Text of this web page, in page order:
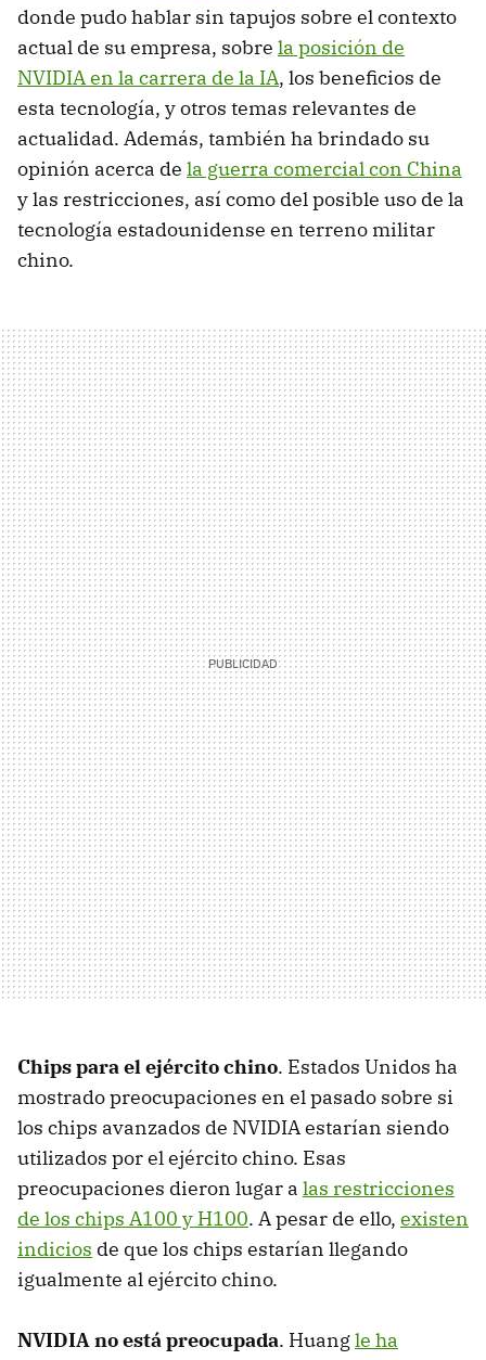
donde pudo hablar sin tapujos sobre el contexto
actual de su empresa, sobre la posición de
NVIDIA en la carrera de la IA, los beneficios de
esta tecnología, y otros temas relevantes de
actualidad. Además, también ha brindado su
opinión acerca de la guerra comercial con China
y las restricciones, así como del posible uso de la
tecnología estadounidense en terreno militar
chino.
Chips para el ejército chino. Estados Unidos ha
mostrado preocupaciones en el pasado sobre si
los chips avanzados de NVIDIA estarían siendo
utilizados por el ejército chino. Esas
preocupaciones dieron lugar a las restricciones
de los chips A100 y H100. A pesar de ello, existen
indicios de que los chips estarían llegando
igualmente al ejército chino.
NVIDIA no está preocupada. Huangle ha